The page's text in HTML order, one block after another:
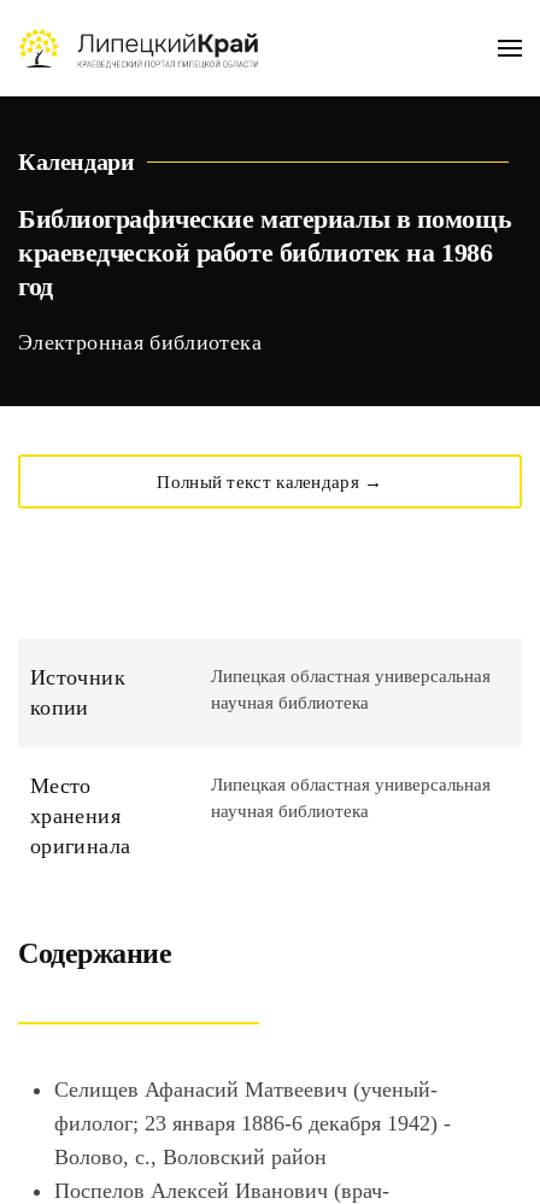
Skip to main content
Календари
Библиографические материалы в помощь
краеведческой работе библиотек на 1986
год
Электронная библиотека
Полный текст календаря →
Источник
копии
Липецкая областная универсальная
научная библиотека
Место
хранения
оригинала
Липецкая областная универсальная
научная библиотека
Содержание
Селищев Афанасий Матвеевич (ученый-
филолог; 23 января 1886-6 декабря 1942) -
Волово, с., Воловский район
Поспелов Алексей Иванович (врач-